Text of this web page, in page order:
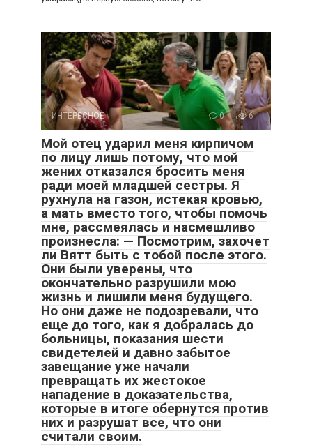
ИНТЕРЕСНОЕ 0 6
Мой отец ударил меня кирпичом
по лицу лишь потому, что мой
жених отказался бросить меня
ради моей младшей сестры. Я
рухнула на газон, истекая кровью,
а мать вместо того, чтобы помочь
мне, рассмеялась и насмешливо
произнесла: — Посмотрим, захочет
ли Вятт быть с тобой после этого.
Они были уверены, что
окончательно разрушили мою
жизнь и лишили меня будущего.
Но они даже не подозревали, что
еще до того, как я добралась до
больницы, показания шести
свидетелей и давно забытое
завещание уже начали
превращать их жестокое
нападение в доказательства,
которые в итоге обернутся против
них и разрушат все, что они
считали своим.